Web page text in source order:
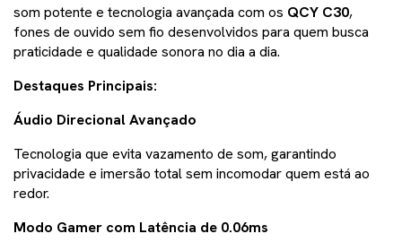
som potente e tecnologia avançada com os QCY C30,
fones de ouvido sem fio desenvolvidos para quem busca
praticidade e qualidade sonora no dia a dia.
Destaques Principais:
Áudio Direcional Avançado
Tecnologia que evita vazamento de som, garantindo
privacidade e imersão total sem incomodar quem está ao
redor.
Modo Gamer com Latência de 0.06ms